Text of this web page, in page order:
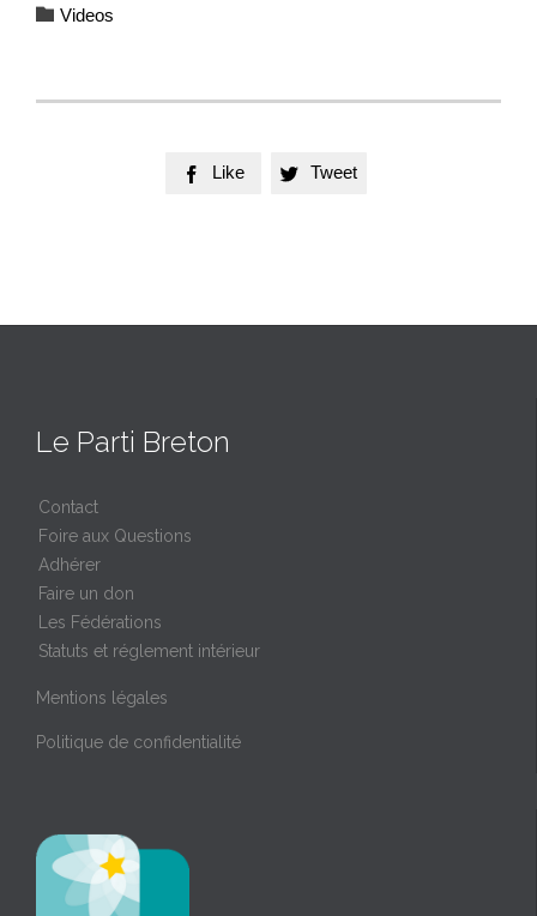
 Category
Videos
 Like  Tweet
Le Parti Breton
Contact
Foire aux Questions
Adhérer
Faire un don
Les Fédérations
Statuts et réglement intérieur
Mentions légales
Politique de confidentialité